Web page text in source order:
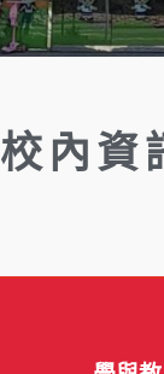
校內資